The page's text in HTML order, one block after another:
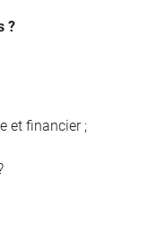
?
et financier ;